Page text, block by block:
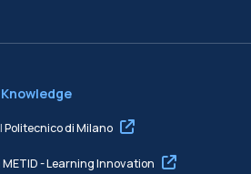
Knowledge
Politecnico di Milano
METID - Learning Innovation